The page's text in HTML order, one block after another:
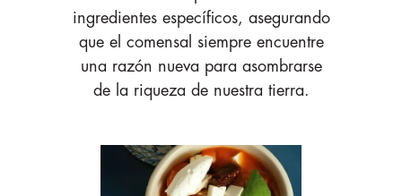
ingredientes específicos, asegurando
que el comensal siempre encuentre
una razón nueva para asombrarse
de la riqueza de nuestra tierra.